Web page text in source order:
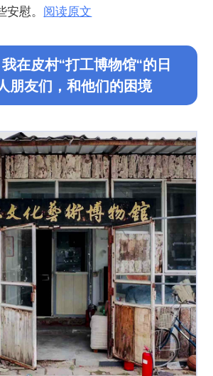
慰。 阅读原文
在皮村“打工博物馆“的日
朋友们，和他们的困境